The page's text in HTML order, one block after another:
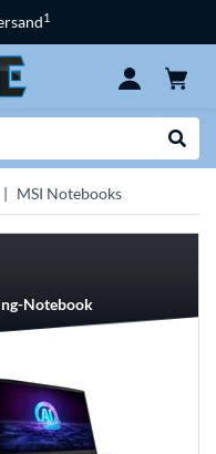
1
MSI Notebooks
Notebook